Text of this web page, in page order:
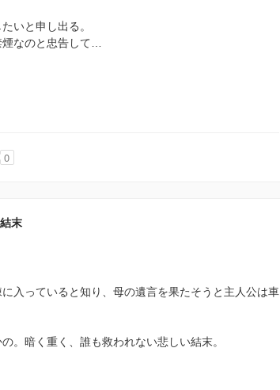
いと申し出る。
なのと忠告して…
0
末
入っていると知り、母の遺言を果たそうと主人公は車
。暗く重く、誰も救われない悲しい結末。